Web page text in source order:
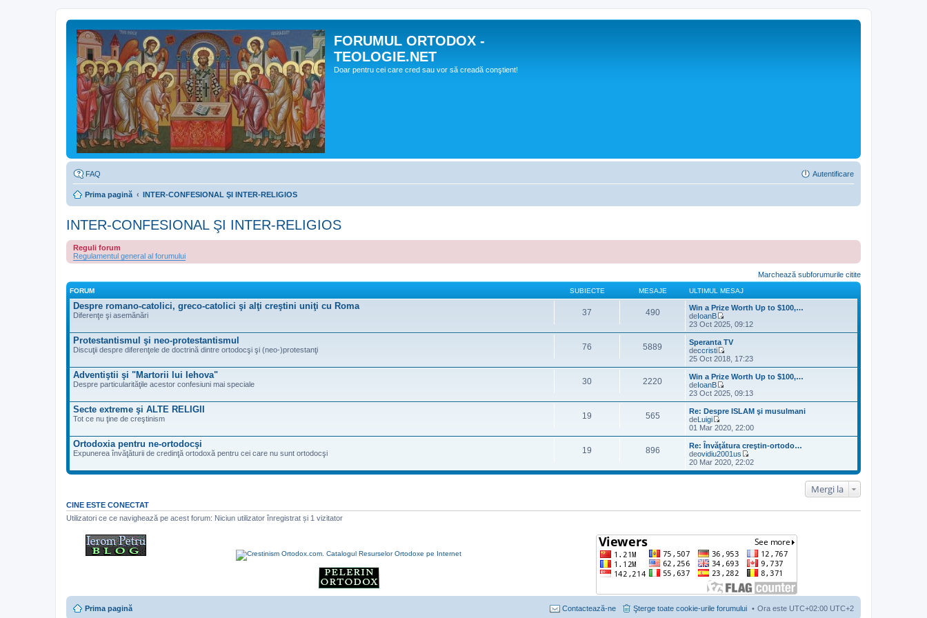
FORUMUL ORTODOX -
TEOLOGIE.NET
Doar pentru cei care cred sau vor să creadă conştient!
FAQ Autentificare
Prima pagină INTER-CONFESIONAL ŞI INTER-RELIGIOS
INTER-CONFESIONAL ŞI INTER-RELIGIOS
Reguli forum
Regulamentul general al forumului
Marchează subforumurile citite
FORUM SUBIECTE MESAJE ULTIMUL MESAJ
Despre romano-catolici, greco-catolici şi alţi creştini uniţi cu Roma
Diferenţe şi asemănări 37 490
Win a Prize Worth Up to $100,…
deIoanB
V
e
z
i
u
l
i
m
u
m
s
a
j
23 Oct 2025, 09:12
Protestantismul şi neo-protestantismul
Discuţii despre diferenţele de doctrină dintre ortodocşi şi (neo-)protestanţi 76 5889
Speranta TV
deccristi
V
e
z
i
u
l
i
m
u
m
e
s
a
25 Oct 2018, 17:23
Adventiştii şi "Martorii lui Iehova"
Despre particularităţile acestor confesiuni mai speciale 30 2220
Win a Prize Worth Up to $100,…
deIoanB
V
e
z
u
l
t
i
m
u
l
23 Oct 2025, 09:13
Secte extreme şi ALTE RELIGII
Tot ce nu ţine de creştinism 19 565
Re: Despre ISLAM şi musulmani
deLuigi
V
e
z
i
u
l
t
l
s
01 Mar 2020, 22:00
Ortodoxia pentru ne-ortodocşi
Expunerea învăţăturii de credinţă ortodoxă pentru cei care nu sunt ortodocşi 19 896
Re: Învăţătura creştin-ortodo…
deovidiu2001us
V
e
z
t
u
m
e
s
a
j
20 Mar 2020, 22:02
Mergi la
CINE ESTE CONECTAT
Utilizatori ce ce navighează pe acest forum: Niciun utilizator înregistrat și 1 vizitator
Prima pagină Ora este UTC+02:00 UTC+2
Şterge toate cookie-urile forumului
Contactează-ne